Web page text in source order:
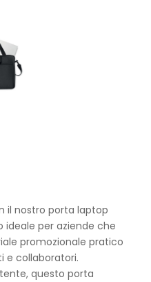
il nostro porta laptop
ideale per aziende che
promozionale pratico
e collaboratori.
questo porta